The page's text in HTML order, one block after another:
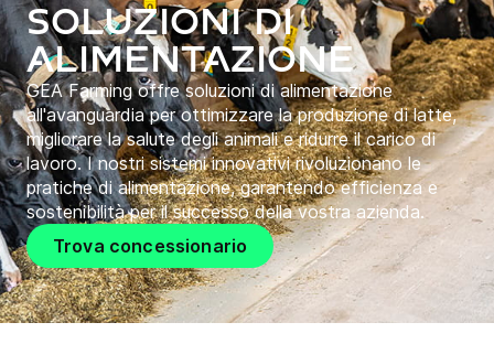
Soluzioni di
alimentazione
GEA Farming offre soluzioni di alimentazione
all'avanguardia per ottimizzare la produzione di latte,
migliorare la salute degli animali e ridurre il carico di
lavoro. I nostri sistemi innovativi rivoluzionano le
pratiche di alimentazione, garantendo efficienza e
sostenibilità per il successo della vostra azienda.
Trova concessionario